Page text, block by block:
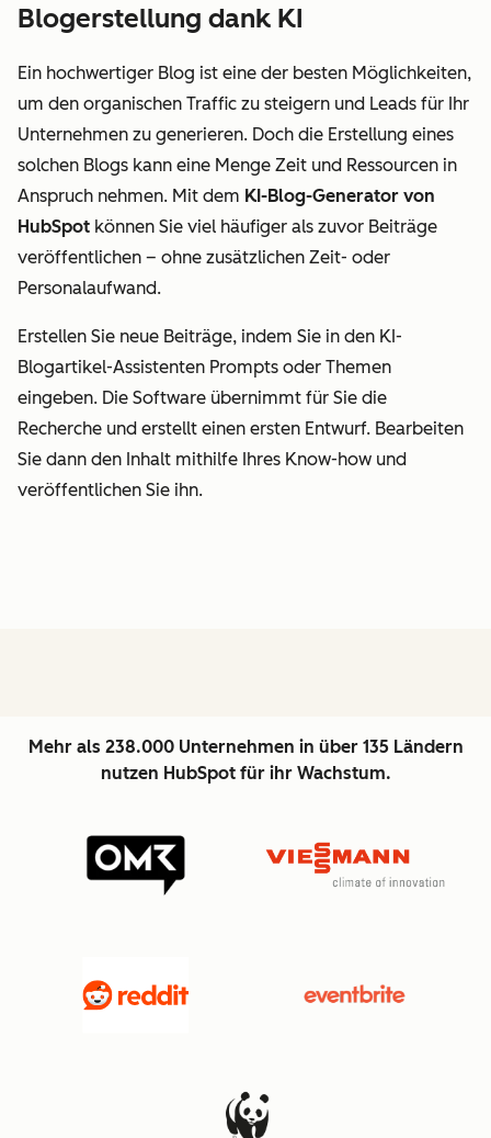
Blogerstellung dank KI
Ein hochwertiger Blog ist eine der besten Möglichkeiten,
um den organischen Traffic zu steigern und Leads für Ihr
Unternehmen zu generieren. Doch die Erstellung eines
solchen Blogs kann eine Menge Zeit und Ressourcen in
Anspruch nehmen. Mit dem KI-Blog-Generator von
HubSpot können Sie viel häufiger als zuvor Beiträge
veröffentlichen – ohne zusätzlichen Zeit- oder
Personalaufwand.
Erstellen Sie neue Beiträge, indem Sie in den KI-
Blogartikel-Assistenten Prompts oder Themen
eingeben. Die Software übernimmt für Sie die
Recherche und erstellt einen ersten Entwurf. Bearbeiten
Sie dann den Inhalt mithilfe Ihres Know-how und
veröffentlichen Sie ihn.
Mehr als 238.000 Unternehmen in über 135 Ländern
nutzen HubSpot für ihr Wachstum.